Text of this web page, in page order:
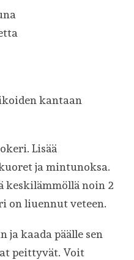
kantaan
Lisää
ja mintunoksa.
keskilämmöllä noin 2
on liuennut veteen.
ja kaada päälle sen
peittyvät. Voit